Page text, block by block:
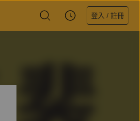
登入 / 註冊